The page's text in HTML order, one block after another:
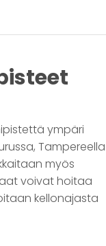
ympäri
Tampereella
myös
voivat hoitaa
kellonajasta